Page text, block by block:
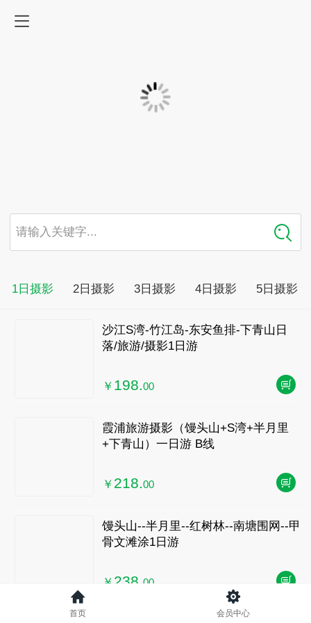
请输入关键字...
1日摄影 2日摄影 3日摄影 4日摄影 5日摄影
沙江S湾-竹江岛-东安鱼排-下青山日
落/旅游/摄影1日游
￥ 198.00
霞浦旅游摄影（馒头山+S湾+半月里
+下青山）一日游 B线
￥ 218.00
馒头山--半月里--红树林--南塘围网--甲
骨文滩涂1日游
￥ 238. 00
首页 会员中心